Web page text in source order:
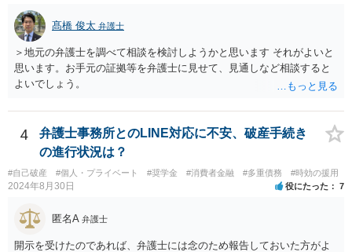
髙橋 俊太 弁護士
＞地元の弁護士を調べて相談を検討しようかと思います それがよいと
思います。お手元の証拠等を弁護士に見せて、見通しなど相談すると
よいでしょう。
4
弁護士事務所とのLINE対応に不安、破産手続き
の進行状況は？
#自己破産 #個人・プライベート #奨学金 #消費者金融 #多重債務 #時効の援用
2024年8月30日 役にたった 7
匿名A 弁護士
開示を受けたのであれば、弁護士には念のため報告しておいた方がよ